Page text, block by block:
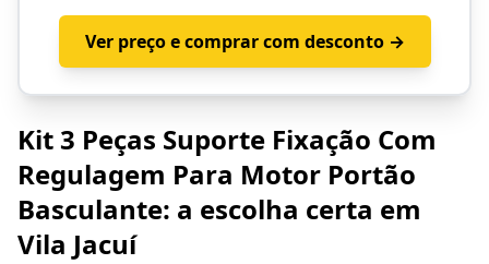
Ver preço e comprar com desconto →
Kit 3 Peças Suporte Fixação Com
Regulagem Para Motor Portão
Basculante: a escolha certa em
Vila Jacuí